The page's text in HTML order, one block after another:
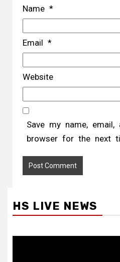
Name *
Email *
Website
Save my name,
browser for the next
HS LIVE NEWS